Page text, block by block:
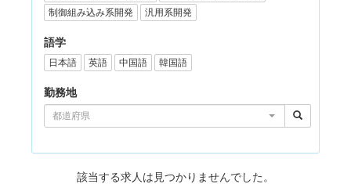
制御組み込み系開発
汎用系開発
語学
日本語 英語 中国語 韓国語
勤務地
都道府県
該当する求人は見つかりませんでした。